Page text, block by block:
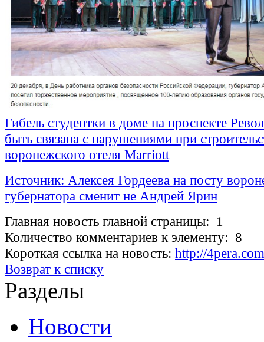
Гибель студентки в доме на проспекте
быть связана с нарушениями при
воронежского отеля Marriott
Источник: Алексея Гордеева на посту
губернатора сменит не Андрей Ярин
Главная новость главной страницы: 1
Количество комментариев к элементу: 8
Короткая ссылка на новость: http://
Возврат к списку
Разделы
Новости